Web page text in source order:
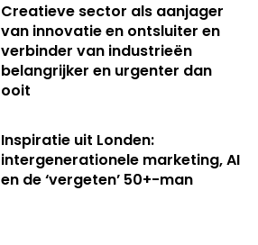
Creatieve sector als aanjager
van innovatie en ontsluiter en
verbinder van industrieën
belangrijker en urgenter dan
ooit
Inspiratie uit Londen:
intergenerationele marketing, AI
en de ‘vergeten’ 50+-man